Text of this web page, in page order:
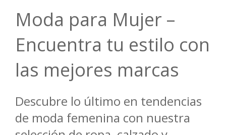
Moda para Mujer –
Encuentra tu estilo con
las mejores marcas
Descubre lo último en tendencias
de moda femenina con nuestra